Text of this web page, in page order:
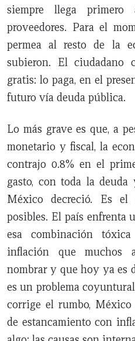
siempre llega
proveedores. Para el
permea al resto de la
subieron. El ciudadano
gratis: lo paga, en el
futuro vía deuda pública.
Lo más grave es que, a
monetario y fiscal, la
contrajo 0.8% en el
gasto, con toda la
México decreció. Es el
posibles. El país enfrenta
esa combinación
inflación que muchos
nombrar y que hoy ya es
es un problema
corrige el rumbo, México
de estancamiento con